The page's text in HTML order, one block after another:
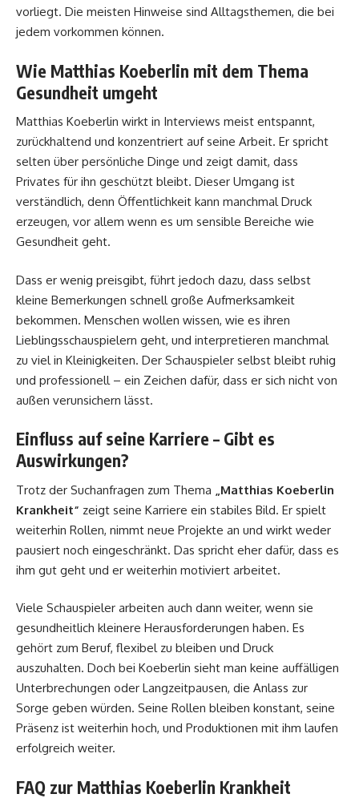
vorliegt. Die meisten Hinweise sind Alltagsthemen, die bei
jedem vorkommen können.
Wie Matthias Koeberlin mit dem Thema
Gesundheit umgeht
Matthias Koeberlin wirkt in Interviews meist entspannt,
zurückhaltend und konzentriert auf seine Arbeit. Er spricht
selten über persönliche Dinge und zeigt damit, dass
Privates für ihn geschützt bleibt. Dieser Umgang ist
verständlich, denn Öffentlichkeit kann manchmal Druck
erzeugen, vor allem wenn es um sensible Bereiche wie
Gesundheit geht.
Dass er wenig preisgibt, führt jedoch dazu, dass selbst
kleine Bemerkungen schnell große Aufmerksamkeit
bekommen. Menschen wollen wissen, wie es ihren
Lieblingsschauspielern geht, und interpretieren manchmal
zu viel in Kleinigkeiten. Der Schauspieler selbst bleibt ruhig
und professionell – ein Zeichen dafür, dass er sich nicht von
außen verunsichern lässt.
Einfluss auf seine Karriere – Gibt es
Auswirkungen?
Trotz der Suchanfragen zum Thema
„Matthias Koeberlin
Krankheit“ zeigt seine Karriere ein stabiles Bild. Er spielt
weiterhin Rollen, nimmt neue Projekte an und wirkt weder
pausiert noch eingeschränkt. Das spricht eher dafür, dass es
ihm gut geht und er weiterhin motiviert arbeitet.
Viele Schauspieler arbeiten auch dann weiter, wenn sie
gesundheitlich kleinere Herausforderungen haben. Es
gehört zum Beruf, flexibel zu bleiben und Druck
auszuhalten. Doch bei Koeberlin sieht man keine auffälligen
Unterbrechungen oder Langzeitpausen, die Anlass zur
Sorge geben würden. Seine Rollen bleiben konstant, seine
Präsenz ist weiterhin hoch, und Produktionen mit ihm laufen
erfolgreich weiter.
FAQ zur Matthias Koeberlin Krankheit